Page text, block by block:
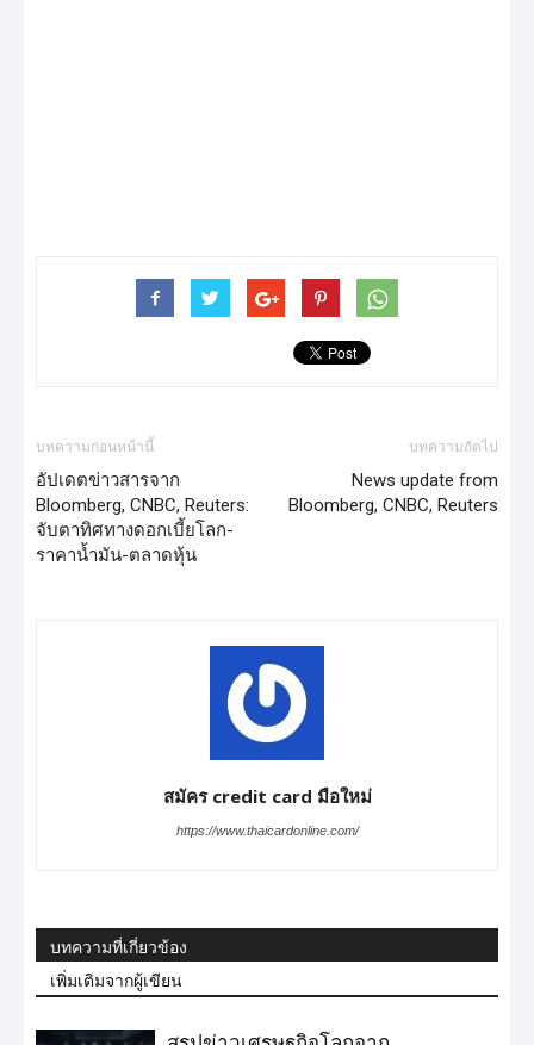
บทความก่อนหน้านี้
อัปเดตข่าวสารจาก
Bloomberg, CNBC, Reuters:
จับตาทิศทางดอกเบี้ยโลก-
ราคาน้ำมัน-ตลาดหุ้น
บทความถัดไป
News update from
Bloomberg, CNBC, Reuters
สมัคร credit card มือใหม่
https://www.thaicardonline.com/
บทความที่เกี่ยวข้อง
เพิ่มเติมจากผู้เขียน